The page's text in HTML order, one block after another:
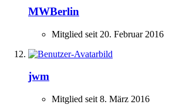
MWBerlin
Mitglied seit 20. Februar 2016
jwm
Mitglied seit 8. März 2016